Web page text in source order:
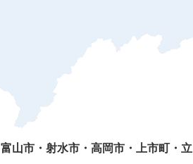
富山市・射水市・高岡市・上市町・